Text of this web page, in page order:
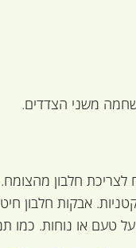
משני הצדדים.
לצריכת חלבון
אבקות חלבון
טעם או נוחות. כמו